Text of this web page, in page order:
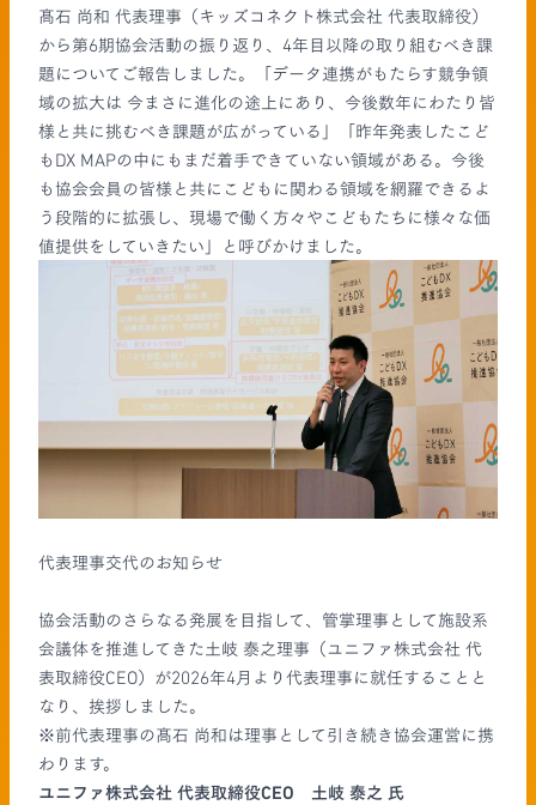
髙石 尚和 代表理事（キッズコネクト株式会社 代表取締役）
から第6期協会活動の振り返り、4年目以降の取り組むべき課
題についてご報告しました。「データ連携がもたらす競争領
域の拡大は 今まさに進化の途上にあり、今後数年にわたり皆
様と共に挑むべき課題が広がっている」「昨年発表したこど
もDX MAPの中にもまだ着手できていない領域がある。今後
も協会会員の皆様と共にこどもに関わる領域を網羅できるよ
う段階的に拡張し、現場で働く方々やこどもたちに様々な価
値提供をしていきたい」と呼びかけました。
代表理事交代のお知らせ
協会活動のさらなる発展を目指して、管掌理事として施設系
会議体を推進してきた土岐 泰之理事（ユニファ株式会社 代
表取締役CEO）が2026年4月より代表理事に就任することと
なり、挨拶しました。
※前代表理事の髙石 尚和は理事として引き続き協会運営に携
わります。
ユニファ株式会社 代表取締役CEO 土岐 泰之 氏